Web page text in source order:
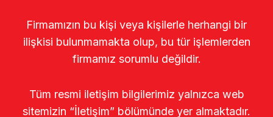
Firmamızın bu kişi veya kişilerle herhangi bir
ilişkisi bulunmamakta olup, bu tür işlemlerden
firmamız sorumlu değildir.
Tüm resmi iletişim bilgilerimiz yalnızca web
sitemizin “İletişim” bölümünde yer almaktadır.